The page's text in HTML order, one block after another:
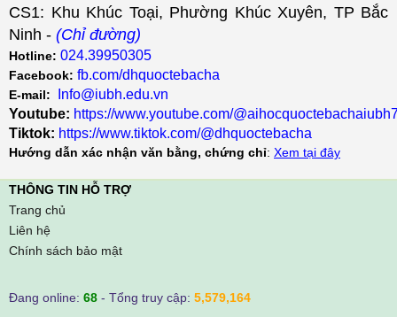
CS1: Khu Khúc Toại, Phường Khúc Xuyên, TP Bắc
Ninh - (Chỉ đường)
Hotline: 024.39950305
Facebook: fb.com/dhquoctebacha
E-mail:
Info@iubh.edu.vn
Youtube: https://www.youtube.com/
Tiktok: https://www.tiktok.com/@dhquoctebacha
Hướng dẫn xác nhận văn bằng, chứng chỉ: Xem tại đây
THÔNG TIN HỖ TRỢ
Trang chủ
Liên hệ
Chính sách bảo mật
Đang online: 68 - Tổng truy cập: 5,579,164